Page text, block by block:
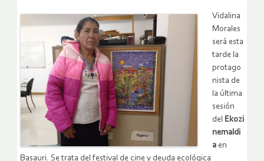
Vidalina
Morales
será esta
tarde la
protago
nista de
la última
sesión
del Ekozi
nemaldi
a en
Basauri. Se trata del festival de cine y deuda ecológica